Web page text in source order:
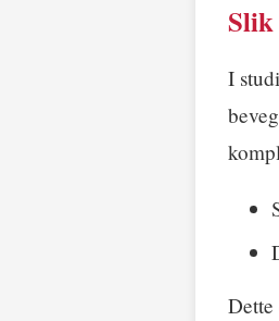
I